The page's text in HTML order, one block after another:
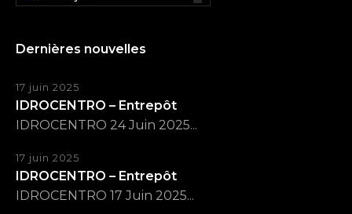
Dernières nouvelles
17 juin 2025
IDROCENTRO – Entrepôt
IDROCENTRO 24 Juin 2025...
17 juin 2025
IDROCENTRO – Entrepôt
IDROCENTRO 17 Juin 2025...